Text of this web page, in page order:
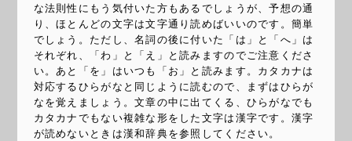
な法則性にもう気付いた方もあるでしょうが、予想の通
り、ほとんどの文字は文字通り読めばいいのです。簡単
でしょう。ただし、名詞の後に付いた「は」と「へ」は
それぞれ、「わ」と「え」と読みますのでご注意くださ
い。あと「を」はいつも「お」と読みます。カタカナは
対応するひらがなと同じように読むので、まずはひらが
なを覚えましょう。文章の中に出てくる、ひらがなでも
カタカナでもない複雑な形をした文字は漢字です。漢字
が読めないときは漢和辞典を参照してください。